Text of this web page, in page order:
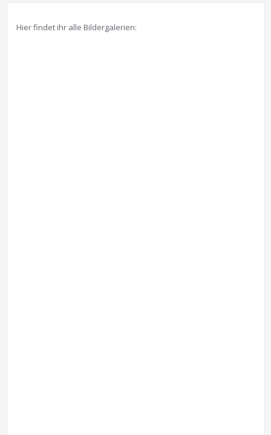
Hier findet ihr alle Bildergalerien: